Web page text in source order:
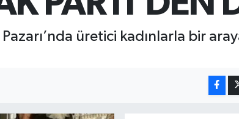
üretici kadınlarla bir